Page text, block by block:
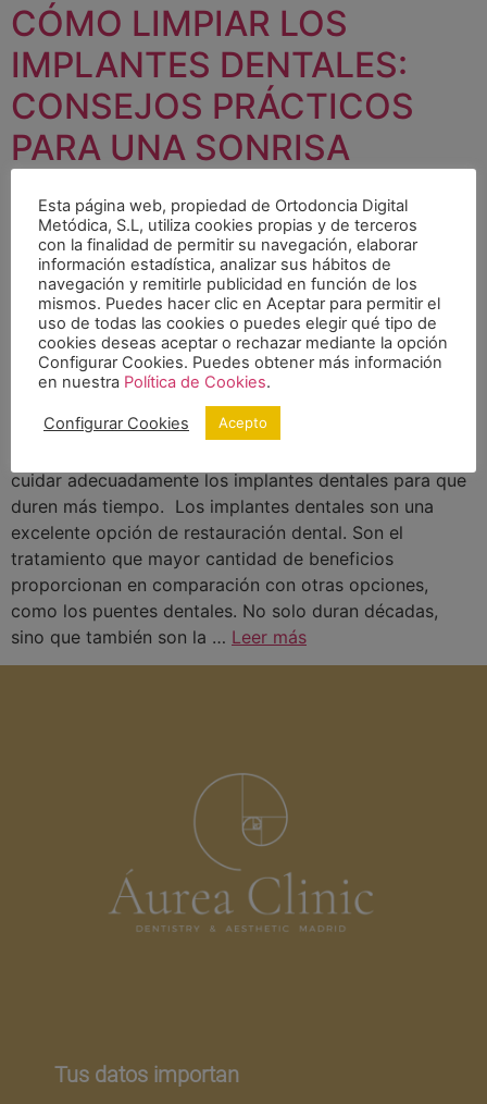
CÓMO LIMPIAR LOS
IMPLANTES DENTALES:
CONSEJOS PRÁCTICOS
PARA UNA SONRISA
DURADERA
cuidar adecuadamente los implantes dentales para que
duren más tiempo. Los implantes dentales son una
excelente opción de restauración dental. Son el
tratamiento que mayor cantidad de beneficios
proporcionan en comparación con otras opciones,
como los puentes dentales. No solo duran décadas,
sino que también son la … Leer más
Tus datos importan
Esta página web, propiedad de Ortodoncia Digital
Metódica, S.L, utiliza cookies propias y de terceros
con la finalidad de permitir su navegación, elaborar
información estadística, analizar sus hábitos de
navegación y remitirle publicidad en función de los
mismos. Puedes hacer clic en Aceptar para permitir el
uso de todas las cookies o puedes elegir qué tipo de
cookies deseas aceptar o rechazar mediante la opción
Configurar Cookies. Puedes obtener más información
en nuestra Política de Cookies.
Configurar Cookies Acepto